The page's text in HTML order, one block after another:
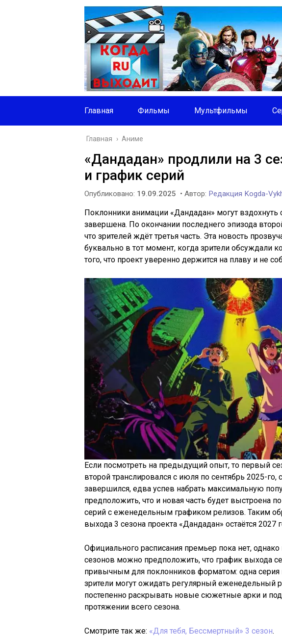
Главная Фильмы Мультфильмы
Главная › Аниме
«Дандадан» продлили на 3
и график серий
Опубликовано: 19.09.2025 • Автор: Редакция Kogda-
Поклонники анимации «Дандадан» могут вздохнуть
завершена. По окончании последнего эпизода
что зрителей ждёт третья часть. Эта новость
буквально в тот момент, когда зрители обсуждали
того, что проект уверенно держится на плаву и не
Если посмотреть на предыдущий опыт, то первый
второй транслировался с июля по сентябрь 2025-го,
завершился, едва успев набрать максимальную
предположить, что и новая часть будет выстроена
серий с еженедельным графиком релизов. Таким
выхода 3 сезона проекта «Дандадан» остаётся 2027
Официального расписания премьер пока нет,
сезонов можно предположить, что график выхода
привычным для поклонников форматом: одна
зрители могут ожидать регулярный еженедельный
постепенно раскрывать новые сюжетные арки и
протяжении всего сезона.
Смотрите так же: «Для тебя, Бессмертный» 3 сезон.